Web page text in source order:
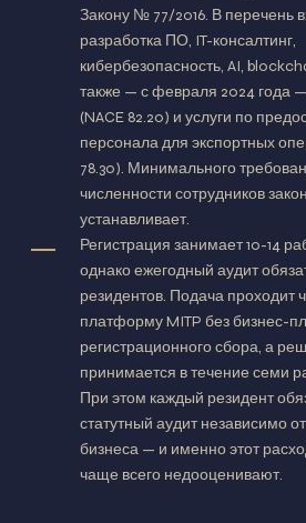
Закону № 77/2016. В перечень
разработка ПО, IT-консалтинг,
кибербезопасность, AI,
также — с февраля 2024 года
(NACE 82.20) и услуги по
персонала для экспортных
78.30). Минимального
численности сотрудников
устанавливает.
Регистрация занимает 10-14
однако ежегодный аудит
резидентов. Подача проходит
платформу MITP без бизнес-
регистрационного сбора, а
принимается в течение семи
При этом каждый резидент
статутный аудит независимо
бизнеса — и именно этот
чаще всего недооценивают.